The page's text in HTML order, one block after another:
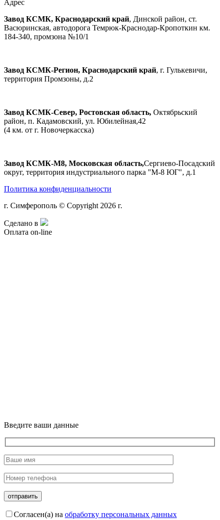
Адрес
Завод КСМК, Краснодарский край, Динской район, ст.
Васюринская, автодорога Темрюк-Краснодар-Кропоткин км.
184-340, промзона №10/1
Завод КСМК-Регион, Краснодарский край, г. Гулькевичи,
территория Промзоны, д.2
Завод КСМК-Север, Ростовская область, Октябрьский
район, п. Кадамовский, ул. Юбилейная,42
(4 км. от г. Новочеркасска)
Завод КСМК-М8, Московская область,Сергиево-Посадский
округ, территория индустриального парка "М-8 ЮГ", д.1
Политика конфиденциальности
г. Симферополь © Copyright 2026 г.
Сделано в
Оплата on-line
Введите ваши данные
Согласен(а) на обработку персональных данных